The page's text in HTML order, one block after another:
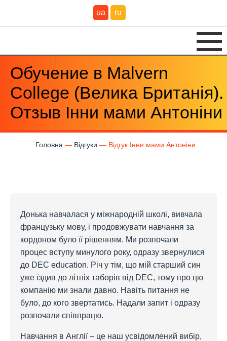
ua ru
Обучение в Malvern
College (Велика Британія).
Отзыв Інни мами Антоніни
Головна Відгуки Відгук Інни мами Антоніни
Донька навчалася у міжнародній школі, вивчала
французьку мову, і продовжувати навчання за
кордоном було її рішенням. Ми розпочали
процес вступу минулого року, одразу звернулися
до DEC education. Річ у тім, що мій старший син
уже їздив до літніх таборів від DEC, тому про цю
компанію ми знали давно. Навіть питання не
було, до кого звертатись. Надали запит і одразу
розпочали співпрацю.
Навчання в Англії – це наш усвідомлений вибір,